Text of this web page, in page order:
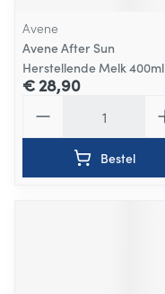
Avene
Avene After Sun
Herstellende Melk 400ml
€ 28,90
Bestel